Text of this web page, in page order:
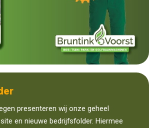
presenteren wij onze geheel
en nieuwe bedrijfsfolder. Hiermee